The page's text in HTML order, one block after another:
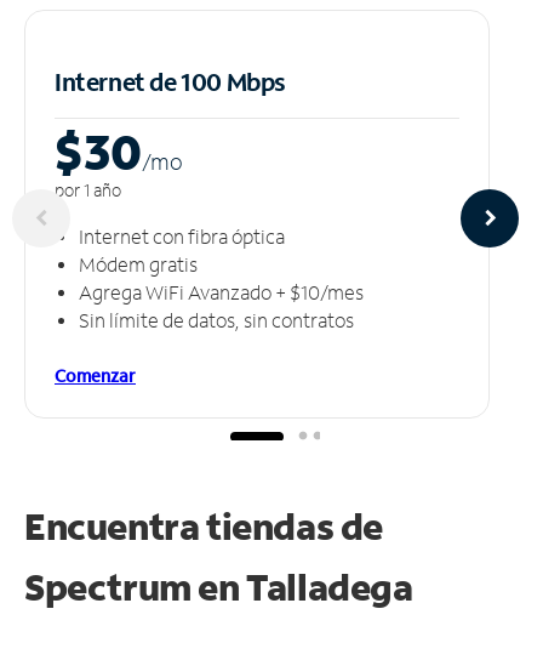
Internet de 100 Mbps
$30/mo
por 1 año
Internet con fibra óptica
Módem gratis
Agrega WiFi Avanzado + $10/mes
Sin límite de datos, sin contratos
Comenzar
Encuentra tiendas de
Spectrum enTalladega